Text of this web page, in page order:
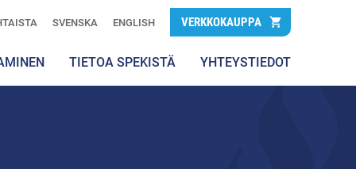
SVENSKA ENGLISH VERKKOKAUPPA
TIETOA SPEKISTÄ YHTEYSTIEDOT